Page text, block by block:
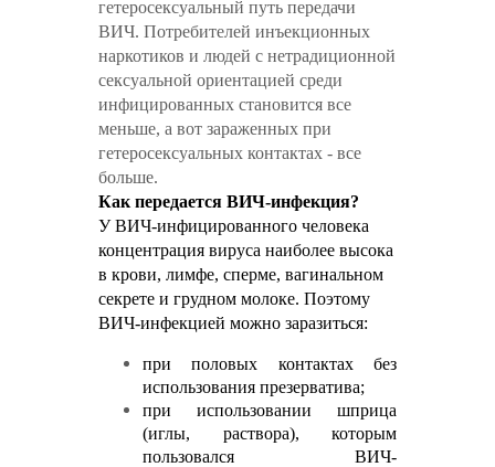
гетеросексуальный путь передачи
ВИЧ. Потребителей инъекционных
наркотиков и людей с нетрадиционной
сексуальной ориентацией среди
инфицированных становится все
меньше, а вот зараженных при
гетеросексуальных контактах - все
больше.
Как передается ВИЧ-инфекция?
У ВИЧ-инфицированного человека
концентрация вируса наиболее высока
в крови, лимфе, сперме, вагинальном
секрете и грудном молоке. Поэтому
ВИЧ-инфекцией можно заразиться:
при половых контактах без
использования презерватива;
при использовании шприца
(иглы, раствора), которым
пользовался ВИЧ-